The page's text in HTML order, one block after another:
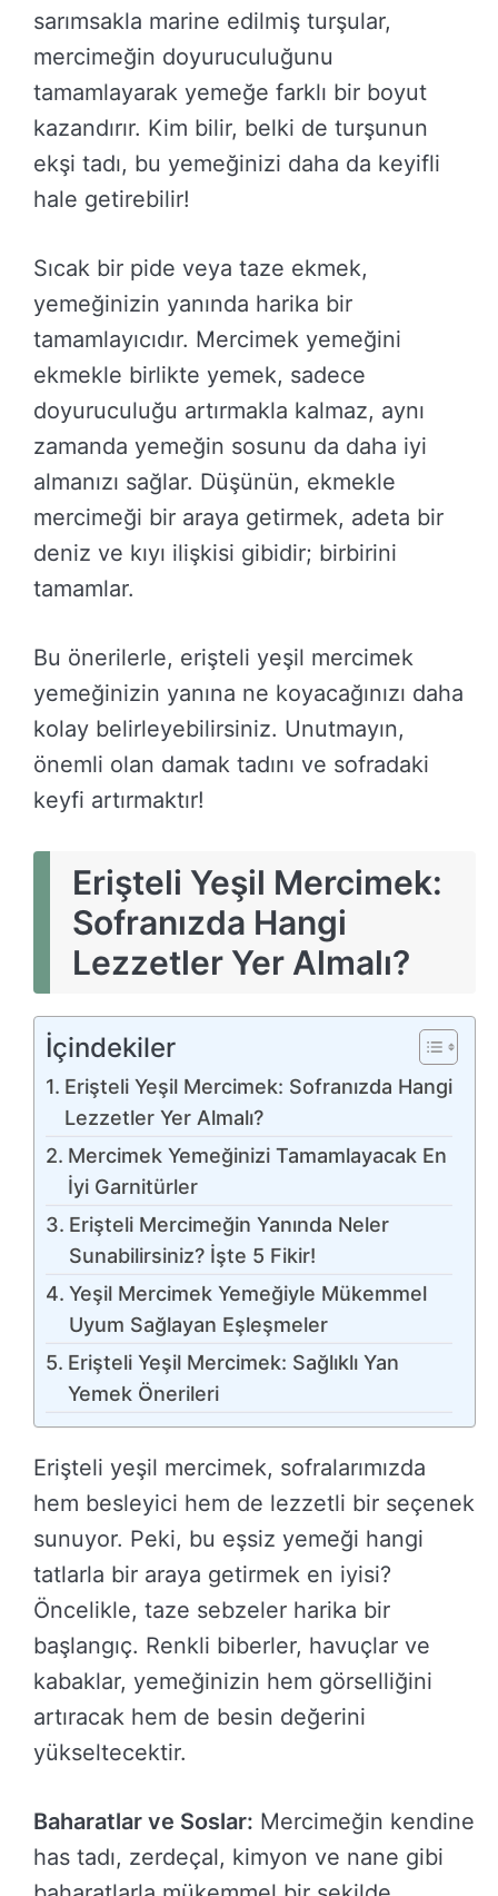
sarımsakla marine edilmiş turşular,
mercimeğin doyuruculuğunu
tamamlayarak yemeğe farklı bir boyut
kazandırır. Kim bilir, belki de turşunun
ekşi tadı, bu yemeğinizi daha da keyifli
hale getirebilir!
Sıcak bir pide veya taze ekmek,
yemeğinizin yanında harika bir
tamamlayıcıdır. Mercimek yemeğini
ekmekle birlikte yemek, sadece
doyuruculuğu artırmakla kalmaz, aynı
zamanda yemeğin sosunu da daha iyi
almanızı sağlar. Düşünün, ekmekle
mercimeği bir araya getirmek, adeta bir
deniz ve kıyı ilişkisi gibidir; birbirini
tamamlar.
Bu önerilerle, erişteli yeşil mercimek
yemeğinizin yanına ne koyacağınızı daha
kolay belirleyebilirsiniz. Unutmayın,
önemli olan damak tadını ve sofradaki
keyfi artırmaktır!
Erişteli Yeşil Mercimek:
Sofranızda Hangi
Lezzetler Yer Almalı?
İçindekiler
Erişteli Yeşil Mercimek: Sofranızda Hangi
Lezzetler Yer Almalı?
Mercimek Yemeğinizi Tamamlayacak En
İyi Garnitürler
Erişteli Mercimeğin Yanında Neler
Sunabilirsiniz? İşte 5 Fikir!
Yeşil Mercimek Yemeğiyle Mükemmel
Uyum Sağlayan Eşleşmeler
Erişteli Yeşil Mercimek: Sağlıklı Yan
Yemek Önerileri
Erişteli yeşil mercimek, sofralarımızda
hem besleyici hem de lezzetli bir seçenek
sunuyor. Peki, bu eşsiz yemeği hangi
tatlarla bir araya getirmek en iyisi?
Öncelikle, taze sebzeler harika bir
başlangıç. Renkli biberler, havuçlar ve
kabaklar, yemeğinizin hem görselliğini
artıracak hem de besin değerini
yükseltecektir.
Baharatlar ve Soslar: Mercimeğin kendine
has tadı, zerdeçal, kimyon ve nane gibi